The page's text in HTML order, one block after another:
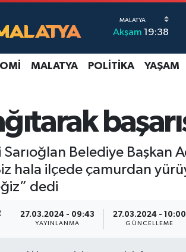
Akşam 19:38
MALATYA POLITIKA YAŞAM
Belediye Başkan
hala ilçede çamurdan
dedi
27.03.2024 - 09:43
YAYINLANMA
27.03.2024 - 10:00
GÜNCELLEME
ve Fikstür